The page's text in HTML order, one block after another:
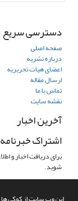
دسترسی سریع
صفحه اصلی
درباره نشریه
اعضای هیات تحریریه
ارسال مقاله
تماس با ما
نقشه سایت
آخرین اخبار
اشتراک خبرنامه
برای دریافت اخبار و
شوید.